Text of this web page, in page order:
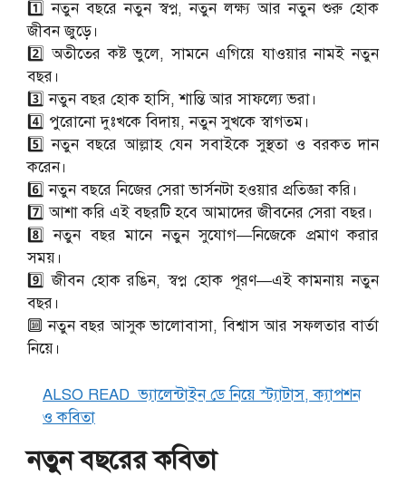
1️⃣ নতুন বছরে নতুন স্বপ্ন, নতুন লক্ষ্য আর নতুন শুরু হোক
জীবন জুড়ে।
2️⃣ অতীতের কষ্ট ভুলে, সামনে এগিয়ে যাওয়ার নামই নতুন
বছর।
3️⃣ নতুন বছর হোক হাসি, শান্তি আর সাফল্যে ভরা।
4️⃣ পুরোনো দুঃখকে বিদায়, নতুন সুখকে স্বাগতম।
5️⃣ নতুন বছরে আল্লাহ যেন সবাইকে সুস্থতা ও বরকত দান
করেন।
6️⃣ নতুন বছরে নিজের সেরা ভার্সনটা হওয়ার প্রতিজ্ঞা করি।
7️⃣ আশা করি এই বছরটি হবে আমাদের জীবনের সেরা বছর।
8️⃣ নতুন বছর মানে নতুন সুযোগ—নিজেকে প্রমাণ করার
সময়।
9️⃣ জীবন হোক রঙিন, স্বপ্ন হোক পূরণ—এই কামনায় নতুন
বছর।
🔟 নতুন বছর আসুক ভালোবাসা, বিশ্বাস আর সফলতার বার্তা
নিয়ে।
ALSO READ ভ্যালেন্টাইন ডে নিয়ে স্ট্যাটাস, ক্যাপশন
ও কবিতা
নতুন বছরের কবিতা